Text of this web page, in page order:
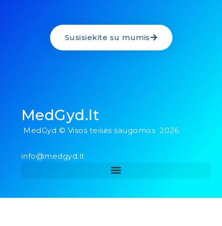
Susisiekite su mumis
MedGyd.lt
MedGyd © Visos teisės saugomos 2026
info@medgyd.lt